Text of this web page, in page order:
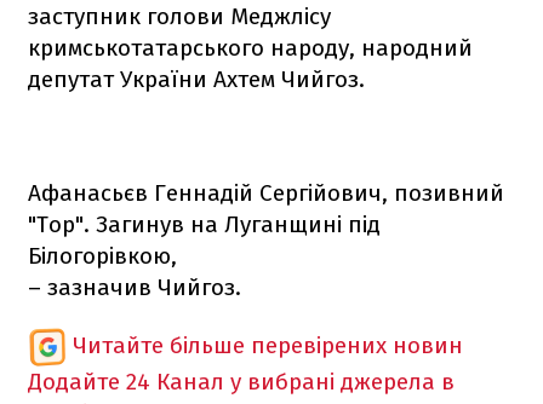
заступник голови Меджлісу
кримськотатарського народу, народний
депутат України Ахтем Чийгоз.
Афанасьєв Геннадій Сергійович, позивний
"Тор". Загинув на Луганщині під
Білогорівкою,
– зазначив Чийгоз.
Читайте більше перевірених новин
Додайте 24 Канал у вибрані джерела в